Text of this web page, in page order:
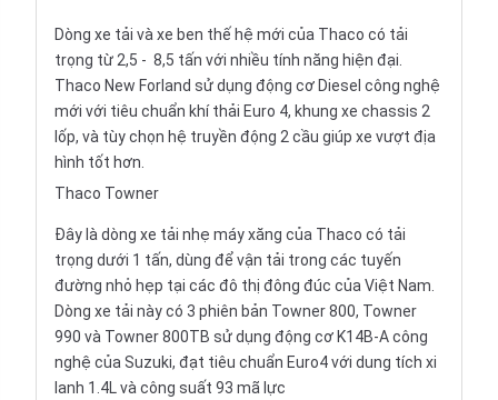
Dòng xe tải và xe ben thế hệ mới của Thaco có tải
trọng từ 2,5 - 8,5 tấn với nhiều tính năng hiện đại.
Thaco New Forland sử dụng động cơ Diesel công nghệ
mới với tiêu chuẩn khí thải Euro 4, khung xe chassis 2
lốp, và tùy chọn hệ truyền động 2 cầu giúp xe vượt địa
hình tốt hơn.
Thaco Towner
Đây là dòng xe tải nhẹ máy xăng của Thaco có tải
trọng dưới 1 tấn, dùng để vận tải trong các tuyến
đường nhỏ hẹp tại các đô thị đông đúc của Việt Nam.
Dòng xe tải này có 3 phiên bản Towner800, Towner
990 và Towner 800TB sử dụng động cơ K14B-A công
nghệ củaSuzuki, đạt tiêu chuẩn Euro4 với dung tích xi
lanh 1.4L và công suất 93 mã lực